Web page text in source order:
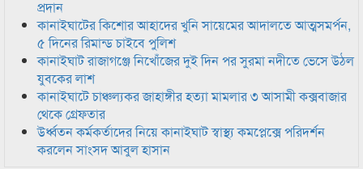
প্রদান
কানাইঘাটের কিশোর আহাদের খুনি সায়েমের আদালতে আত্মসমর্পন,
৫ দিনের রিমান্ড চাইবে পুলিশ
কানাইঘাট রাজাগঞ্জে নিখোঁজের দুই দিন পর সুরমা নদীতে ভেসে উঠল
যুবকের লাশ
কানাইঘাটে চাঞ্চল্যকর জাহাঙ্গীর হত্যা মামলার ৩ আসামী কক্সবাজার
থেকে গ্রেফতার
উর্ধ্বতন কর্মকর্তাদের নিয়ে কানাইঘাট স্বাস্থ্য কমপ্লেক্সে পরিদর্শন
করলেন সাংসদ আবুল হাসান